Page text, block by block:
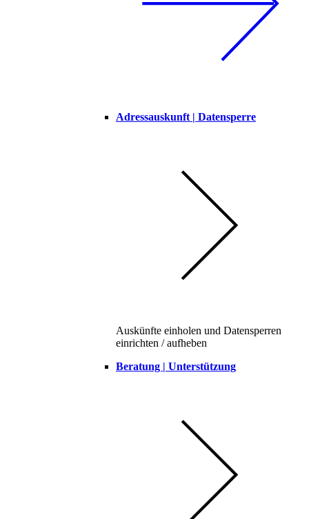
Adressauskunft | Datensperre
Auskünfte einholen und Datensperren
einrichten / aufheben
Beratung | Unterstützung